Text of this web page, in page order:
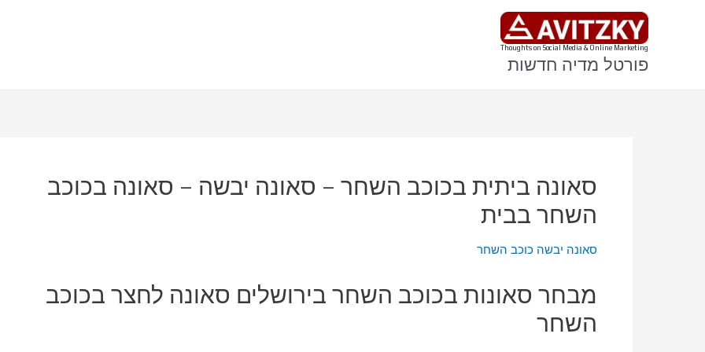
Thoughts on Social Media & Online Marketing
פורטל מדיה חדשות
סאונה ביתית בכוכב השחר – סאונה יבשה – סאונה בכוכב
השחר בבית
סאונה יבשה כוכב השחר
מבחר סאונות בכוכב השחר בירושלים סאונה לחצר בכוכב
השחר